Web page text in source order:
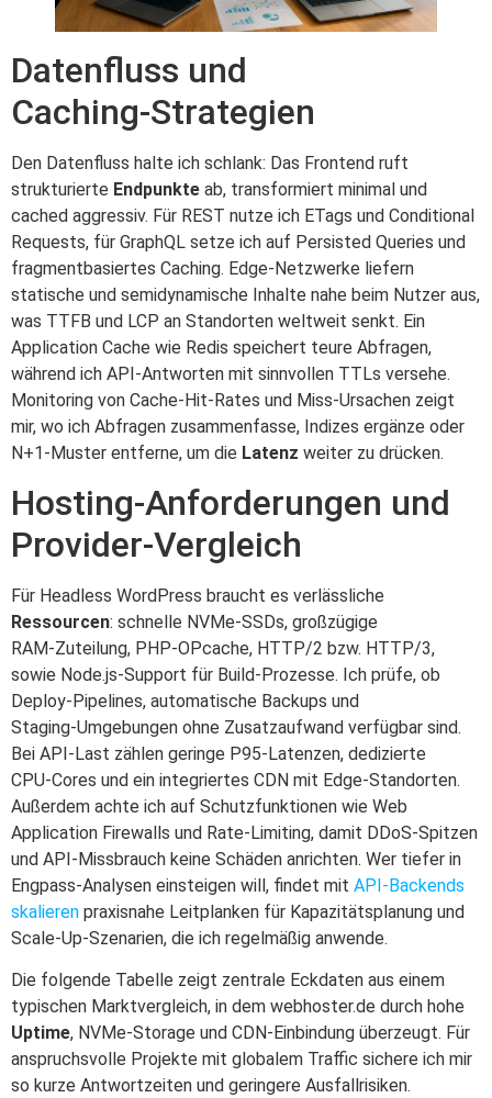
Datenfluss und
Caching‑Strategien
Den Datenfluss halte ich schlank: Das Frontend ruft
strukturierte Endpunkte ab, transformiert minimal und
cached aggressiv. Für REST nutze ich ETags und Conditional
Requests, für GraphQL setze ich auf Persisted Queries und
fragmentbasiertes Caching. Edge‑Netzwerke liefern
statische und semidynamische Inhalte nahe beim Nutzer aus,
was TTFB und LCP an Standorten weltweit senkt. Ein
Application Cache wie Redis speichert teure Abfragen,
während ich API‑Antworten mit sinnvollen TTLs versehe.
Monitoring von Cache‑Hit‑Rates und Miss‑Ursachen zeigt
mir, wo ich Abfragen zusammenfasse, Indizes ergänze oder
N+1‑Muster entferne, um die Latenz weiter zu drücken.
Hosting‑Anforderungen und
Provider‑Vergleich
Für Headless WordPress braucht es verlässliche
Ressourcen: schnelle NVMe‑SSDs, großzügige
RAM‑Zuteilung, PHP‑OPcache, HTTP/2 bzw. HTTP/3,
sowie Node.js‑Support für Build‑Prozesse. Ich prüfe, ob
Deploy‑Pipelines, automatische Backups und
Staging‑Umgebungen ohne Zusatzaufwand verfügbar sind.
Bei API‑Last zählen geringe P95‑Latenzen, dedizierte
CPU‑Cores und ein integriertes CDN mit Edge‑Standorten.
Außerdem achte ich auf Schutzfunktionen wie Web
Application Firewalls und Rate‑Limiting, damit DDoS‑Spitzen
und API‑Missbrauch keine Schäden anrichten. Wer tiefer in
Engpass‑Analysen einsteigen will, findet mit API‑Backends
skalieren praxisnahe Leitplanken für Kapazitätsplanung und
Scale‑Up‑Szenarien, die ich regelmäßig anwende.
Die folgende Tabelle zeigt zentrale Eckdaten aus einem
typischen Marktvergleich, in dem webhoster.de durch hohe
Uptime, NVMe‑Storage und CDN‑Einbindung überzeugt. Für
anspruchsvolle Projekte mit globalem Traffic sichere ich mir
so kurze Antwortzeiten und geringere Ausfallrisiken.